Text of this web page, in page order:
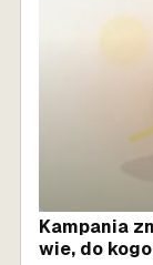
Kampania
wie, do